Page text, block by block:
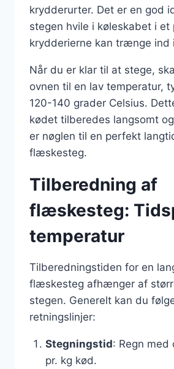
krydderurter. Det er en god
stegen hvile i køleskabet i et
krydderierne kan trænge ind
Når du er klar til at stege,
ovnen til en lav temperatur,
120-140 grader Celsius.
kødet tilberedes langsomt
er nøglen til en perfekt
flæskesteg.
Tilberedning af
flæskesteg:
temperatur
Tilberedningstiden for en
flæskesteg afhænger af
stegen. Generelt kan du
retningslinjer:
Stegningstid: Regn med
pr. kg kød.